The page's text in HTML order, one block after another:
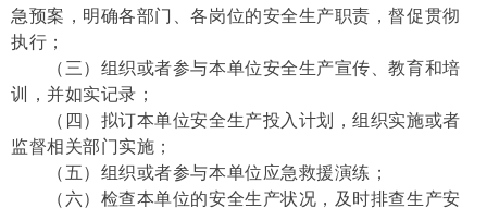
急预案，明确各部门、各岗位的安全生产职责，督促贯彻
执行；
（三）组织或者参与本单位安全生产宣传、教育和培
训，并如实记录；
（四）拟订本单位安全生产投入计划，组织实施或者
监督相关部门实施；
（五）组织或者参与本单位应急救援演练；
（六）检查本单位的安全生产状况，及时排查生产安